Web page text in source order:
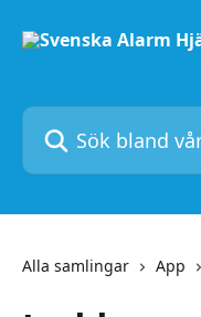
Sök bland våra
Alla samlingar App